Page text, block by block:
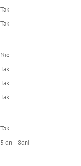
Tak
Tak
Nie
Tak
Tak
Tak
Tak
5 dni - 8dni